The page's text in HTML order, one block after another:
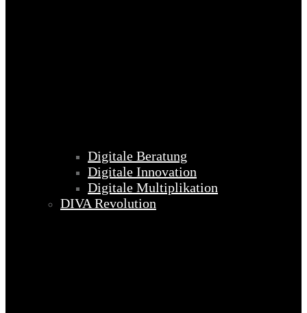
Digitale Beratung
Digitale Innovation
Digitale Multiplikation
DIVA Revolution